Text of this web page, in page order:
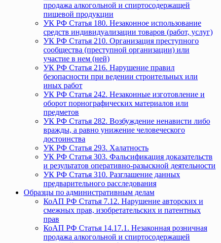
продажа алкогольной и спиртосодержащей
пищевой продукции
УК РФ Статья 180. Незаконное использование
средств индивидуализации товаров (работ, услуг)
УК РФ Статья 210. Организация преступного
сообщества (преступной организации) или
участие в нем (ней)
УК РФ Статья 216. Нарушение правил
безопасности при ведении строительных или
иных работ
УК РФ Статья 242. Незаконные изготовление и
оборот порнографических материалов или
предметов
УК РФ Статья 282. Возбуждение ненависти либо
вражды, а равно унижение человеческого
достоинства
УК РФ Статья 293. Халатность
УК РФ Статья 303. Фальсификация доказательств
и результатов оперативно-разыскной деятельности
УК РФ Статья 310. Разглашение данных
предварительного расследования
Образцы по административным делам
КоАП РФ Статья 7.12. Нарушение авторских и
смежных прав, изобретательских и патентных
прав
КоАП РФ Статья 14.17.1. Незаконная розничная
продажа алкогольной и спиртосодержащей